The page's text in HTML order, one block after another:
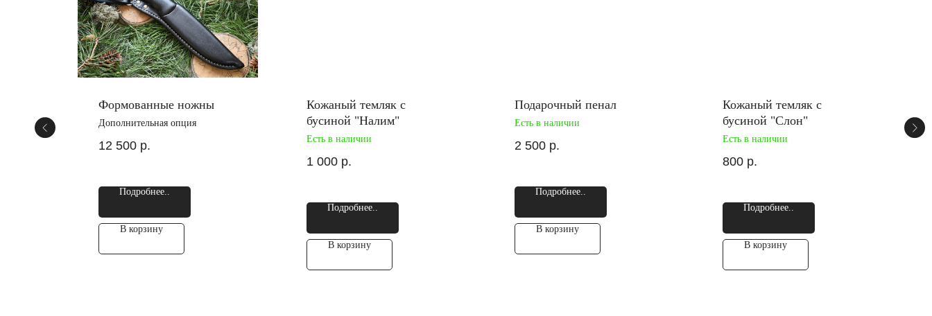
Формованные ножны
Дополнительная опция
12 500 р.
Подробнее..
В корзину
Кожаный темляк с
бусиной "Налим"
Есть в наличии
1 000 р.
Подробнее..
В корзину
Подарочный пенал
Есть в наличии
2 500 р.
Подробнее..
В корзину
Кожаный темляк с
бусиной "Слон"
Есть в наличии
800 р.
Подробнее..
В корзину